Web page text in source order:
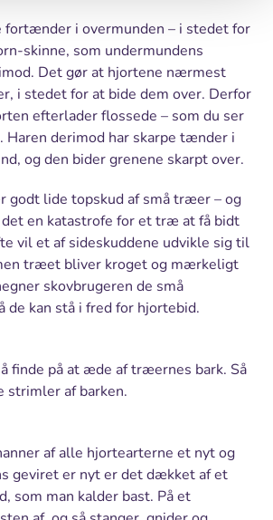
fortænder i overmunden – i stedet for
skinne, som undermundens
Det gør at hjortene nærmest
i stedet for at bide dem over. Derfor
efterlader flossede – som du ser
Haren derimod har skarpe tænder i
og den bider grenene skarpt over.
godt lide topskud af små træer – og
en katastrofe for et træ at få bidt
vil et af sideskuddene udvikle sig til
træet bliver kroget og mærkeligt
skovbrugeren de små
kan stå i fred for hjortebid.
finde på at æde af træernes bark. Så
af barken.
af alle hjortearterne et nyt og
geviret er nyt er det dækket af et
som man kalder bast. På et